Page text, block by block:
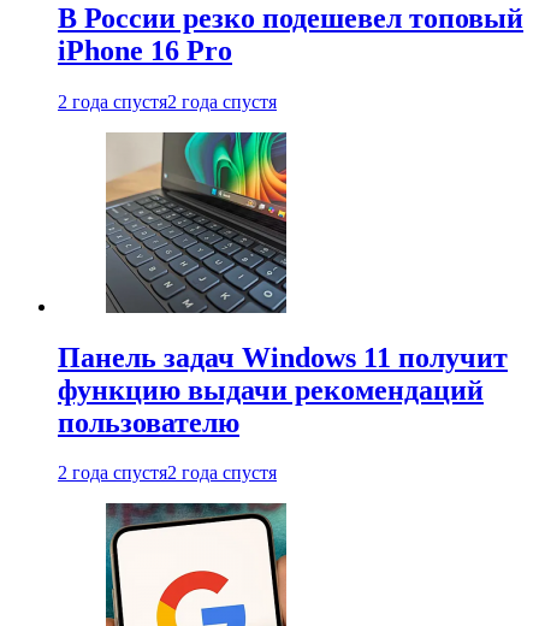
В России резко подешевел топовый
iPhone 16 Pro
2 года спустя2 года спустя
Панель задач Windows 11 получит
функцию выдачи рекомендаций
пользователю
2 года спустя2 года спустя